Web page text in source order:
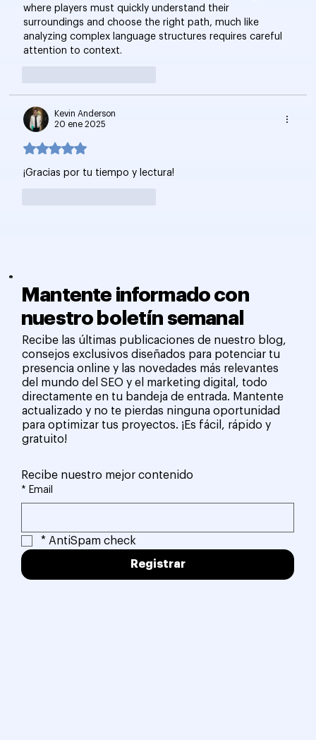
Mantente informado con
nuestro boletín semanal
Recibe las últimas publicaciones de nuestro blog,
consejos exclusivos diseñados para potenciar tu
presencia online y las novedades más relevantes
del mundo del SEO y el marketing digital, todo
directamente en tu bandeja de entrada. Mantente
actualizado y no te pierdas ninguna oportunidad
para optimizar tus proyectos. ¡Es fácil, rápido y
gratuito!
Recibe nuestro mejor contenido
* Email
* AntiSpam check
Registrar
where players must quickly understand their
surroundings and choose the right path, much like
analyzing complex language structures requires careful
attention to context.
Kevin Anderson
20 ene 2025
Obtuvo 5 de 5 estrellas.
¡Gracias por tu tiempo y lectura!